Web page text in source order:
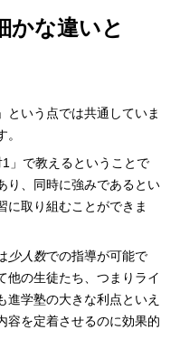
かな違いと
という点では共通していま
」で教えるということで
り、同時に強みであるとい
に取り組むことができま
少人数での指導が可能で
他の生徒たち、つまりライ
進学塾の大きな利点といえ
容を定着させるのに効果的